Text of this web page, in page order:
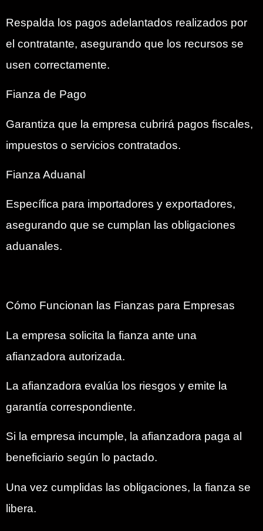
Respalda los pagos adelantados realizados por
el contratante, asegurando que los recursos se
usen correctamente.
Fianza de Pago
Garantiza que la empresa cubrirá pagos fiscales,
impuestos o servicios contratados.
Fianza Aduanal
Específica para importadores y exportadores,
asegurando que se cumplan las obligaciones
aduanales.
Cómo Funcionan las Fianzas para Empresas
La empresa solicita la fianza ante una
afianzadora autorizada.
La afianzadora evalúa los riesgos y emite la
garantía correspondiente.
Si la empresa incumple, la afianzadora paga al
beneficiario según lo pactado.
Una vez cumplidas las obligaciones, la fianza se
libera.